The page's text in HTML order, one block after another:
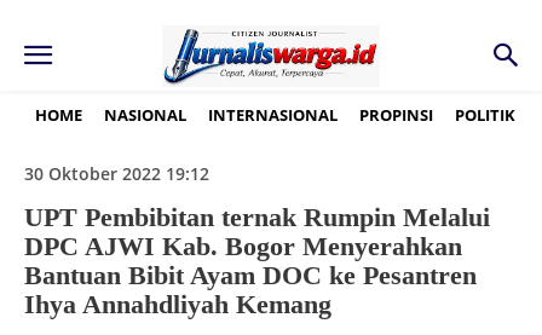
HOME NASIONAL INTERNASIONAL PROPINSI POLITIK
30 Oktober 2022 19:12
UPT Pembibitan ternak Rumpin Melalui
DPC AJWI Kab. Bogor Menyerahkan
Bantuan Bibit Ayam DOC ke Pesantren
Ihya Annahdliyah Kemang